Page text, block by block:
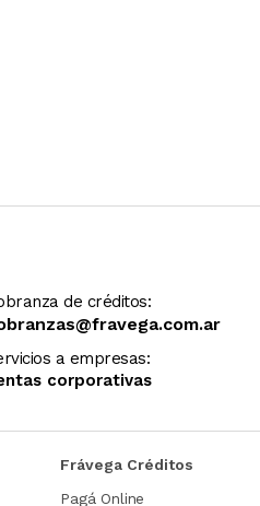
de créditos:
a empresas:
corporativas
Frávega Créditos
Pagá Online